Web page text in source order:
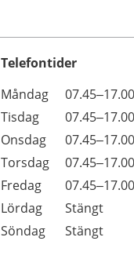
Telefontider
Dag
Öppettider
Kommentarer
Måndag
07.45–17.00
Tisdag
07.45–17.00
Onsdag
07.45–17.00
Torsdag
07.45–17.00
Fredag
07.45–17.00
Lördag
Stängt
Söndag
Stängt